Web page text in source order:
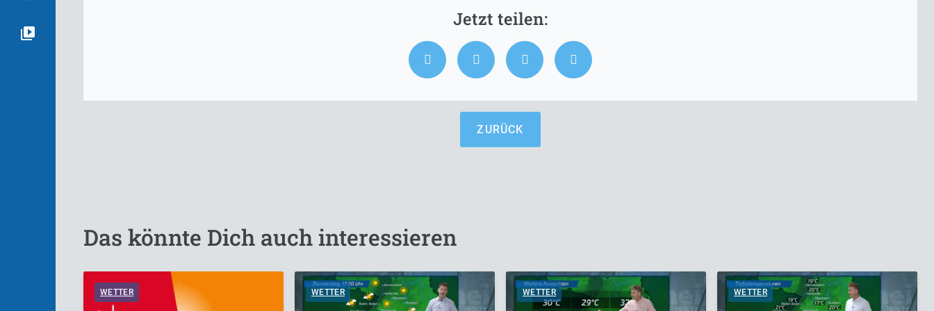
ZURÜCK
Das könnte Dich auch interessieren
WETTER WETTER WETTER WETTER